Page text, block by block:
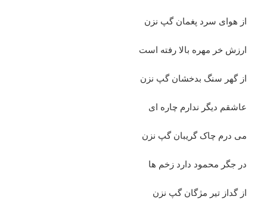
از هوای سرد پغمان گپ نزن
ارزش خر مهره بالا رفته است
از گهر سنگ بدخشان گپ نزن
عاشقم دیگر ندارم چاره ای
می درم چاک گریبان گپ نزن
در جگر محمود دارد زخم ها
از گداز تیر مژگان گپ نزن